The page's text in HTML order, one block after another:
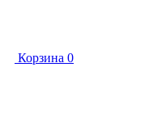
Корзина 0